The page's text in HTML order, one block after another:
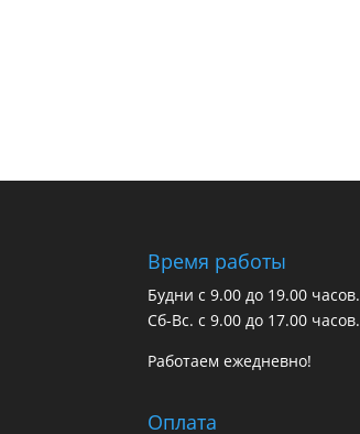
Время работы
Будни с 9.00 до 19.00 часов.
Сб-Вс. с 9.00 до 17.00 часов.
Работаем ежедневно!
Оплата